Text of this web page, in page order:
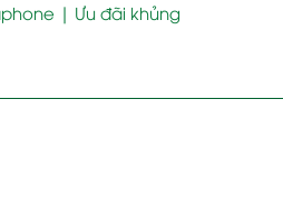
| Ưu đãi khủng